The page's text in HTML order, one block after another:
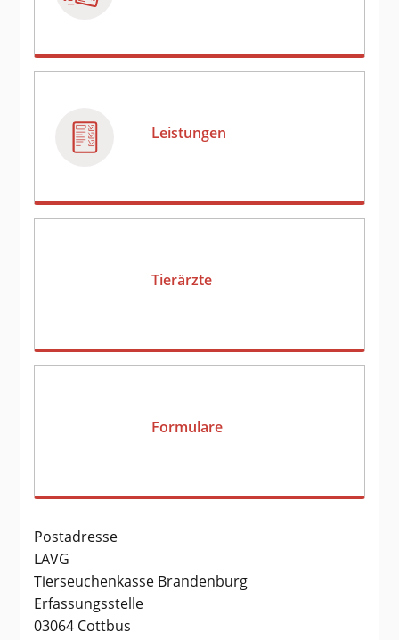
Leistungen
Tierärzte
Formulare
Postadresse
LAVG
Tierseuchenkasse Brandenburg
Erfassungsstelle
03064 Cottbus